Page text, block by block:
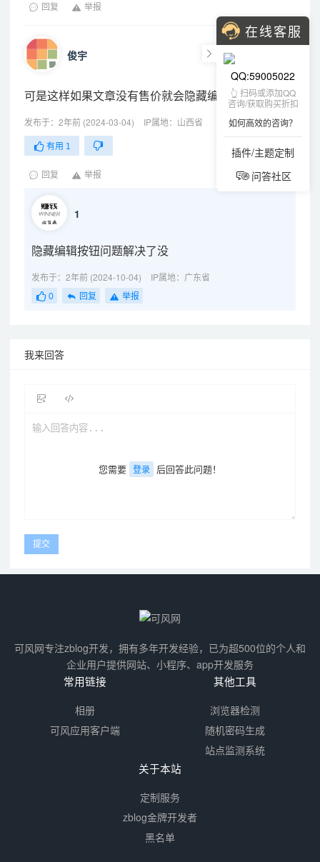
回复 举报
俊宇
可是这样如果文章没有售价就会隐藏编辑按钮
发布于：2年前 (2024-03-04) IP属地：山西省
有用 1
回复 举报
1
隐藏编辑按钮问题解决了没
发布于：2年前 (2024-10-04) IP属地：广东省
0 回复 举报
我来回答
您需要 登录 后回答此问题！
可风网专注zblog开发，拥有多年开发经验，已为超500位的个人和
企业用户提供网站、小程序、app开发服务
常用链接
相册
可风应用客户端
其他工具
浏览器检测
随机密码生成
站点监测系统
关于本站
定制服务
zblog金牌开发者
黑名单
在线客服
QQ:59005022
👆 扫码或添加QQ
咨询/获取购买折扣
如何高效的咨询？
插件/主题定制
问答社区